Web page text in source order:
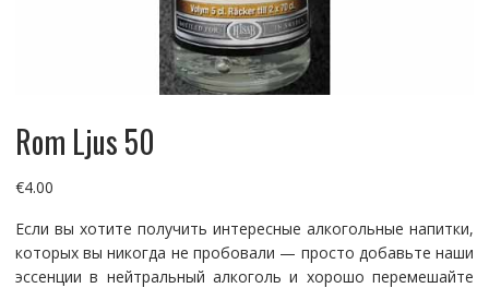
Rom Ljus 50
€4.00
Если вы хотите получить интересные алкогольные напитки,
которых вы никогда не пробовали — просто добавьте наши
эссенции в нейтральный алкоголь и хорошо перемешайте